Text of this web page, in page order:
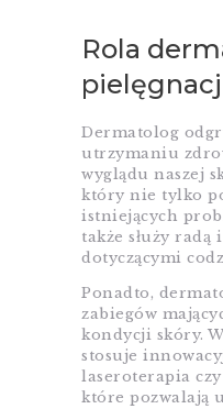
Rola
Dermatolog
utrzymaniu
wyglądu naszej
który nie tylko
istniejących
także służy radą
dotyczącymi
Ponadto,
zabiegów
kondycji skóry.
stosuje
laseroterapia
które pozwalają